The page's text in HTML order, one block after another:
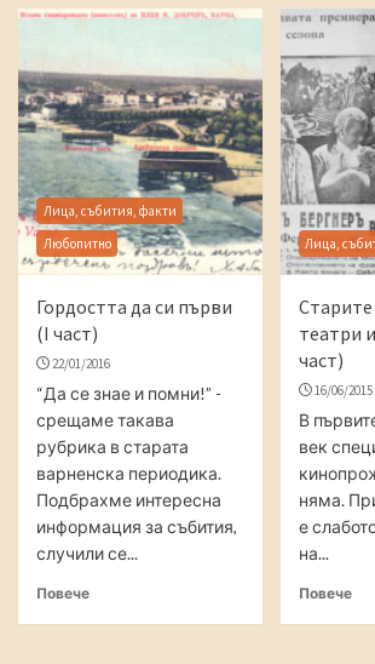
Лица, събития, факти
Любопитно
Гордостта да си първи
(I част)
22/01/2016
“Да се знае и помни!” -
срещаме такава
рубрика в старата
варненска периодика.
Подбрахме интересна
информация за събития,
случили се...
Повече
Лица,
театри
част)
16/06/2015
В
век
няма.
е
на...
Повече